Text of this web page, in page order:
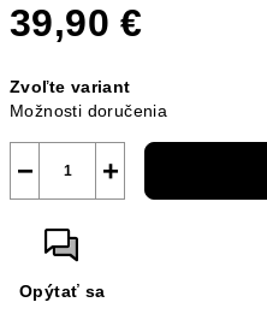
39,90 €
cena:
Zvoľte variant
Možnosti doručenia
+
−
Opýtať sa